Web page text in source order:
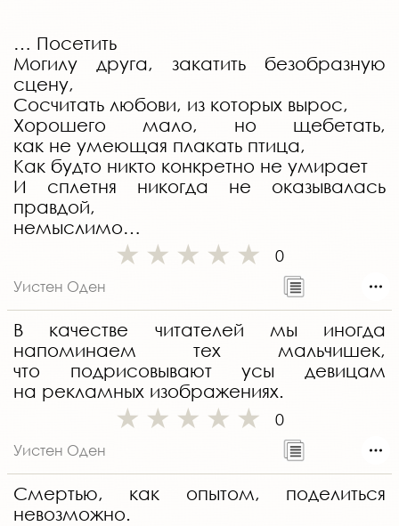
… Посетить
Могилу друга, закатить безобразную
сцену,
Сосчитать любови, из которых вырос,
Хорошего мало, но щебетать,
как не умеющая плакать птица,
Как будто никто конкретно не умирает
И сплетня никогда не оказывалась
правдой,
немыслимо…
0
Уистен Оден
В качестве читателей мы иногда
напоминаем тех мальчишек,
что подрисовывают усы девицам
на рекламных изображениях.
0
Уистен Оден
Смертью, как опытом, поделиться
невозможно.